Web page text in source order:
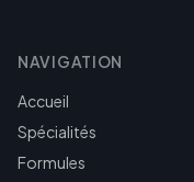
NAVIGATION
Accueil
Spécialités
Formules